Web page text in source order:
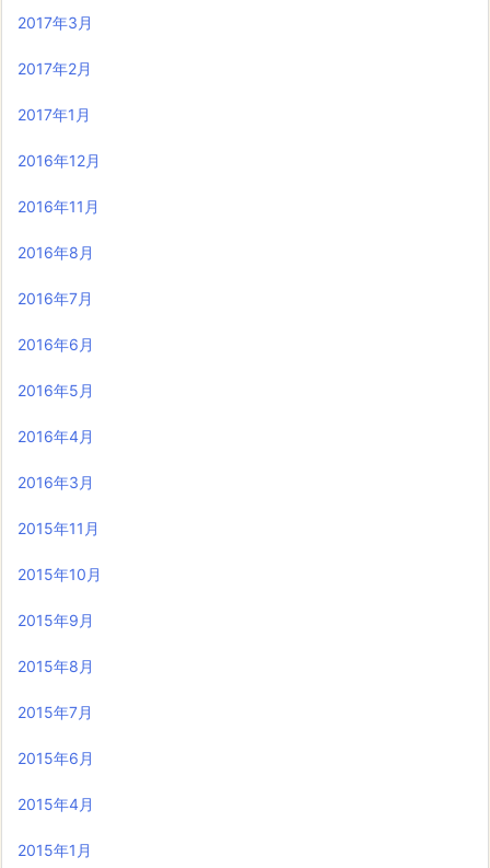
2017年3月
2017年2月
2017年1月
2016年12月
2016年11月
2016年8月
2016年7月
2016年6月
2016年5月
2016年4月
2016年3月
2015年11月
2015年10月
2015年9月
2015年8月
2015年7月
2015年6月
2015年4月
2015年1月